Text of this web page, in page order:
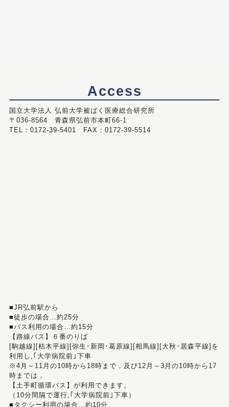
Access
国立大学法人 弘前大学被ばく医療総合研究所
〒036-8564 青森県弘前市本町66-1
TEL：0172-39-5401 FAX：0172-39-5514
■JR弘前駅から
■徒歩の場合…約25分
■バス利用の場合…約15分
【路線バス】６番のりば
[駒越線][枯木平線][弥生･新岡･葛原線][相馬線][大秋･居森平線]を
利用し,｢大学病院前｣下車
※4月～11月の10時から18時まで，及び12月～3月の10時から17
時までは，
【土手町循環バス】が利用できます。
（10分間隔で運行,｢大学病院前｣下車）
■タクシー利用の場合…約10分